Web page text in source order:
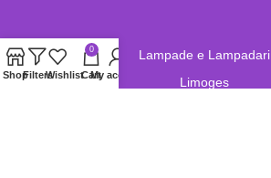
Lampade e Lampadari
Limoges
ShopFiltersWishlist
0
CartMy account